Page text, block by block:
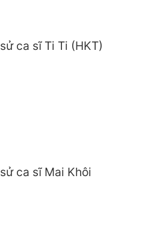
ca sĩ Ti Ti (HKT)
ca sĩ Mai Khôi